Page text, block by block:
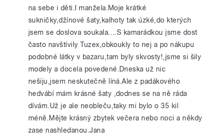
na sebe i děti.I manžela.Moje krátké
sukničky,džínové šaty,kalhoty tak úzké,do kterých
jsem se doslova soukala....S kamarádkou jsme dost
často navštívily Tuzex,obkoukly to nej a po nákupu
podobné látky v bazaru,tam byly skvosty!,jsme si šily
modely a docela povedené.Dneska už nic
nešiju,jsem neskutečně líná.Ale z padákového
hedvábí mám krásné šaty ,dodnes se na ně ráda
dívám.Už je ale neobleču,taky mi bylo o 35 kil
méně.Mějte krásný zbytek večera nebo noci a někdy
zase nashledanou.Jana